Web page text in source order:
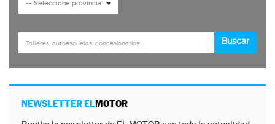
NEWSLETTER ELMOTOR